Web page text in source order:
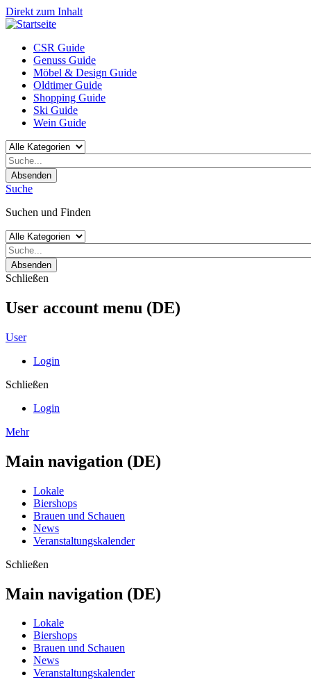
Direkt zum Inhalt
CSR Guide
Genuss Guide
Möbel & Design Guide
Oldtimer Guide
Shopping Guide
Ski Guide
Wein Guide
Absenden
Suche
Suchen und Finden
Absenden
Schließen
User account menu (DE)
User
Login
Schließen
Login
Mehr
Main navigation (DE)
Lokale
Biershops
Brauen und Schauen
News
Veranstaltungskalender
Schließen
Main navigation (DE)
Lokale
Biershops
Brauen und Schauen
News
Veranstaltungskalender